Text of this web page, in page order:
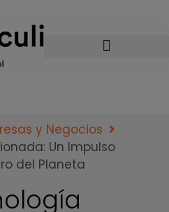
y Negocios
Un Impulso
del Planeta